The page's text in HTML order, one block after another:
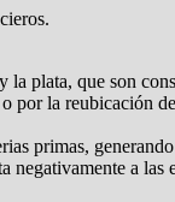
plata, que son
por la reubicación
primas,
a las